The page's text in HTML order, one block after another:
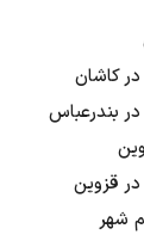
کاشان
بندرعباس
در قزوین
شهر